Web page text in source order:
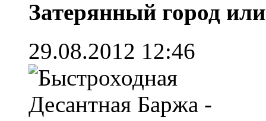
Затерянный город
29.08.2012 12:46